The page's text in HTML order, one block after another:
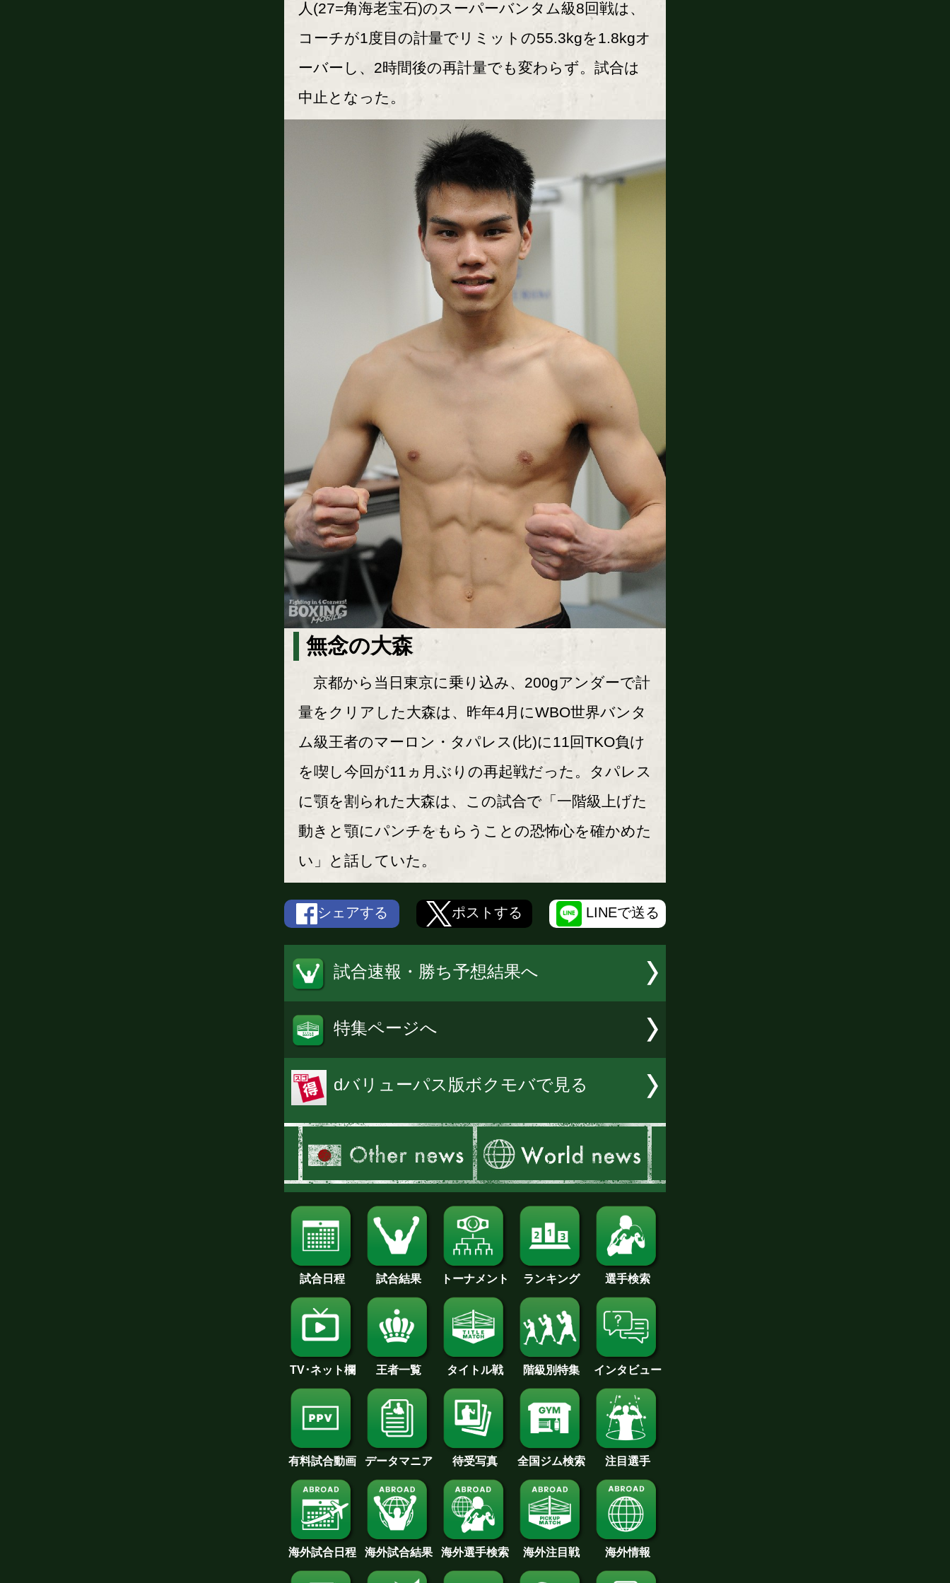
人(27=角海老宝石)のスーパーバンタム級8回戦は、
コーチが1度目の計量でリミットの55.3kgを1.8kgオ
ーバーし、2時間後の再計量でも変わらず。試合は
中止となった。
無念の大森
京都から当日東京に乗り込み、200gアンダーで計
量をクリアした大森は、昨年4月にWBO世界バンタ
ム級王者のマーロン・タパレス(比)に11回TKO負け
を喫し今回が11ヵ月ぶりの再起戦だった。タパレス
に顎を割られた大森は、この試合で「一階級上げた
動きと顎にパンチをもらうことの恐怖心を確かめた
い」と話していた。
シェアする ポストする LINEで送る
試合速報・勝ち予想結果へ
特集ページへ
dバリューパス版ボクモバで見る
試合日程 試合結果 トーナメント ランキング 選手検索
TV･ネット欄 王者一覧 タイトル戦 階級別特集 インタビュー
有料試合動画 データマニア 待受写真 全国ジム検索 注目選手
海外試合日程 海外試合結果 海外選手検索 海外注目戦 海外情報